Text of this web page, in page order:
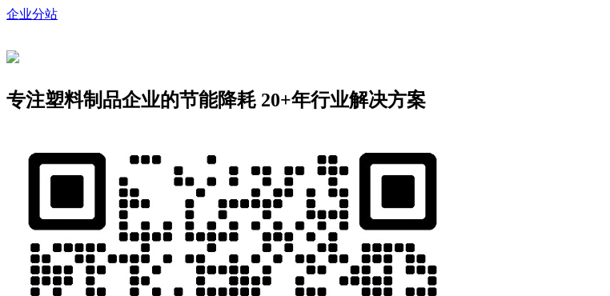
企业分站
专注塑料制品企业的节能降耗 20+年行业解决方案